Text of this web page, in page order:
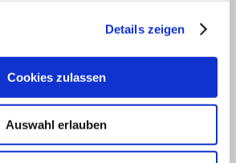
Details zeigen
Cookies zulassen
Auswahl erlauben